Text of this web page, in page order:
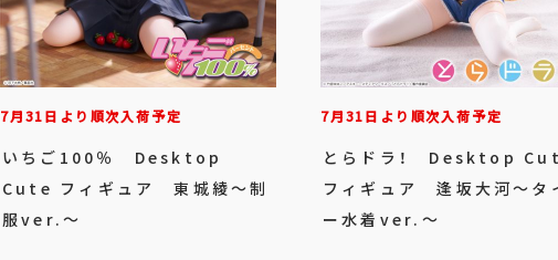
7月31日より順次入荷予定
いちご100％ Desktop
Cute フィギュア 東城綾～制
服ver.～
7月31日より順次入荷予定
とらドラ！ Desktop
フィギュア 逢坂大河～タ
ー水着ver.～